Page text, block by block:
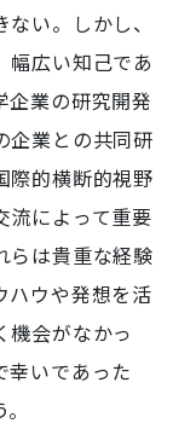
い。しかし、
幅広い知己であ
企業の研究開発
企業との共同研
際的横断的視野
流によって重要
らは貴重な経験
ハウや発想を活
機会がなかっ
幸いであった